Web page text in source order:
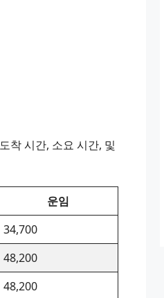
착 시간, 소요 시간, 및
운임
34,700
48,200
48,200